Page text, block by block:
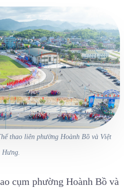
thao liên phường Hoành Bồ và Việt
Hưng.
cụm phường Hoành Bồ và